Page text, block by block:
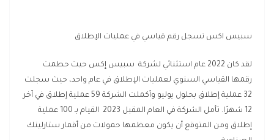
سبيس اكس تسجل رقم قياسي في عمليات الإطلاق
لقد كان 2022 عام استثنائي لشركة سبيس إكس حيث حطمت
رقمها القياسي السنوي لعمليات الإطلاق في عام واحد، حيث سجلت
32 عملية إطلاق بحلول يوليو وأكملت الشركة 59 عملية إطلاق في آخر
12 شهرًا. تأمل الشركة في العام المقبل 2023 القيام بـ 100 عملية
إطلاق ومن المتوقع أن يكون معظمها حمولات من أقمار ستارلينك